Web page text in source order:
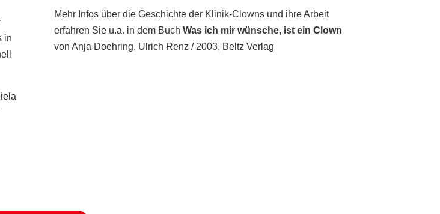
in
Mehr Infos über die Geschichte der Klinik-Clowns und ihre Arbeit
erfahren Sie u.a. in dem Buch Was ich mir wünsche, ist ein Clown
von Anja Doehring, Ulrich Renz / 2003, Beltz Verlag